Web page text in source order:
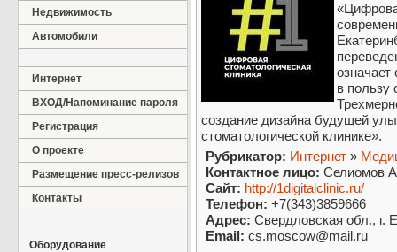
Недвижимость
Автомобили
Интернет
ВХОД/Напоминание пароля
Регистрация
О проекте
Размещение пресс-релизов
Контакты
Оборудование
означает
в пользу
создание дизайна будущей
стоматологической клинике».
Рубрикатор: Интернет »
Контактное лицо: Селиомов
Сайт: http://1digitalclinic.ru/
Телефон: +7(343)3859666
Адрес: Свердловская обл., г.
Email: cs.moscow@mail.ru